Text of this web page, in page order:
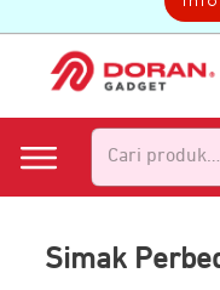
Simak